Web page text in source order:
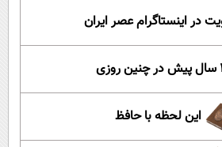
در اینستاگرام عصر ایران
این لحظه با حافظ